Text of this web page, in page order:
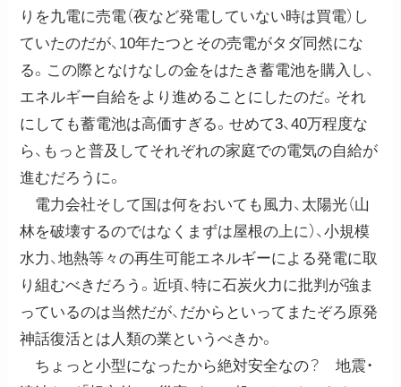
りを九電に売電（夜など発電していない時は買電）し
ていたのだが、10年たつとその売電がタダ同然にな
る。この際となけなしの金をはたき蓄電池を購入し、
エネルギー自給をより進めることにしたのだ。それ
にしても蓄電池は高価すぎる。せめて3、40万程度な
ら、もっと普及してそれぞれの家庭での電気の自給が
進むだろうに。
電力会社そして国は何をおいても風力、太陽光（山
林を破壊するのではなくまずは屋根の上に）、小規模
水力、地熱等々の再生可能エネルギーによる発電に取
り組むべきだろう。近頃、特に石炭火力に批判が強ま
っているのは当然だが、だからといってまたぞろ原発
神話復活とは人類の業というべきか。
ちょっと小型になったから絶対安全なの？ 地震・